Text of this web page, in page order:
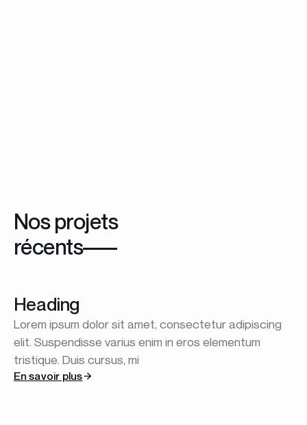
Nos projets
récents
Heading
Lorem ipsum dolor sit amet, consectetur adipiscing
elit. Suspendisse varius enim in eros elementum
tristique. Duis cursus, mi
En savoir plus